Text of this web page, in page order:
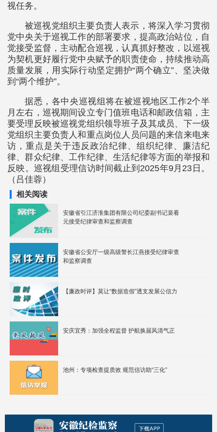
视任务。
被巡视党组织主要负责人表示，将深入学习贯彻
党中央关于巡视工作的部署要求，提高政治站位，自
觉接受监督，主动配合巡视，认真抓好整改，以巡视
为契机更好履行党中央赋予的职责使命，持续推动高
质量发展，用实际行动坚定拥护“两个确立”、坚决做
到“两个维护”。
据悉，各中央巡视组将在被巡视地区工作2个半
月左右，巡视期间设立专门值班电话和邮政信箱，主
要受理反映被巡视党组织领导班子及其成员、下一级
党组织主要负责人和重点岗位人员问题的来信来电来
访，重点是关于违反政治纪律、组织纪律、廉洁纪
律、群众纪律、工作纪律、生活纪律等方面的举报和
反映。巡视组受理信访时间截止到2025年9月23日。
（吕佳蓉）
相关阅读
安徽省引江济淮集团有限公司纪委副书记裴看
元接受纪律审查和监察调查
安徽省公安厅一级高级警长江燕接受纪律审查
和监察调查
【廉政时评】莫让“数据造假”透支发展公信力
安庆宜秀：加强全程监督 护航换届风清气正
池州：专项检查提质效 规范信访助“三化”